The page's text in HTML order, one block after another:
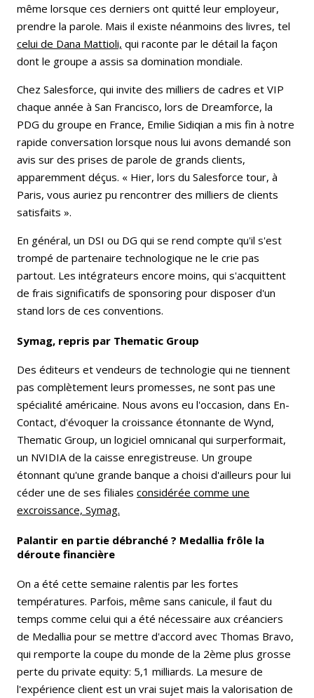
même lorsque ces derniers ont quitté leur employeur,
prendre la parole. Mais il existe néanmoins des livres, tel
celui de Dana Mattioli, qui raconte par le détail la façon
dont le groupe a assis sa domination mondiale.
Chez Salesforce, qui invite des milliers de cadres et VIP
chaque année à San Francisco, lors de Dreamforce, la
PDG du groupe en France, Emilie Sidiqian a mis fin à notre
rapide conversation lorsque nous lui avons demandé son
avis sur des prises de parole de grands clients,
apparemment déçus. « Hier, lors du Salesforce tour, à
Paris, vous auriez pu rencontrer des milliers de clients
satisfaits ».
En général, un DSI ou DG qui se rend compte qu'il s'est
trompé de partenaire technologique ne le crie pas
partout. Les intégrateurs encore moins, qui s'acquittent
de frais significatifs de sponsoring pour disposer d'un
stand lors de ces conventions.
Symag, repris par Thematic Group
Des éditeurs et vendeurs de technologie qui ne tiennent
pas complètement leurs promesses, ne sont pas une
spécialité américaine. Nous avons eu l'occasion, dans En-
Contact, d'évoquer la croissance étonnante de Wynd,
Thematic Group, un logiciel omnicanal qui surperformait,
un NVIDIA de la caisse enregistreuse. Un groupe
étonnant qu'une grande banque a choisi d'ailleurs pour lui
céder une de ses filiales considérée comme une
excroissance, Symag.
Palantir en partie débranché ? Medallia frôle la
déroute financière
On a été cette semaine ralentis par les fortes
températures. Parfois, même sans canicule, il faut du
temps comme celui qui a été nécessaire aux créanciers
de Medallia pour se mettre d'accord avec Thomas Bravo,
qui remporte la coupe du monde de la 2ème plus grosse
perte du private equity: 5,1 milliards. La mesure de
l'expérience client est un vrai sujet mais la valorisation de